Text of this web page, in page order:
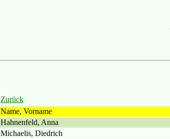
Zurück
Name, Vorname
Hahnenfeld, Anna
Michaelis, Diedrich